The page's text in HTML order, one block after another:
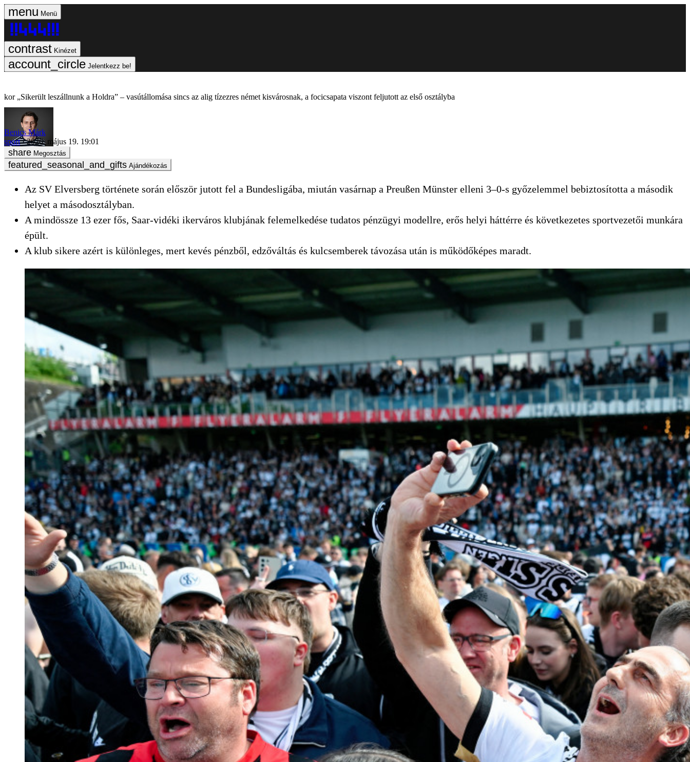
Menü
Kinézet
Jelentkezz be!
„Sikerült leszállnunk a Holdra” – vasútállomása sincs az alig tízezres német kisvárosnak, a focicsapata viszont feljutott az első osztályba
Benics Márk
sport
2026. május 19. 19:01
Megosztás
Ajándékozás
Az SV Elversberg története során először jutott fel a Bundesligába, miután vasárnap a Preußen Münster elleni 3–0-s győzelemmel bebiztosította a második
helyet a másodosztályban.
A mindössze 13 ezer fős, Saar-vidéki ikerváros klubjának felemelkedése tudatos pénzügyi modellre, erős helyi háttérre és következetes sportvezetői munkára
épült.
A klub sikere azért is különleges, mert kevés pénzből, edzőváltás és kulcsemberek távozása után is működőképes maradt.